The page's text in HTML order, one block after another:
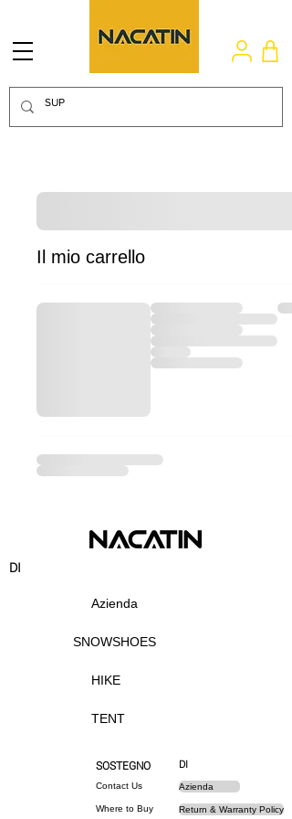
Il mio carrello
DI
Azienda
SNOWSHOES
HIKE
TENT
SOSTEGNO
Contact Us
Where to Buy
DI
Azienda
Return & Warranty Policy